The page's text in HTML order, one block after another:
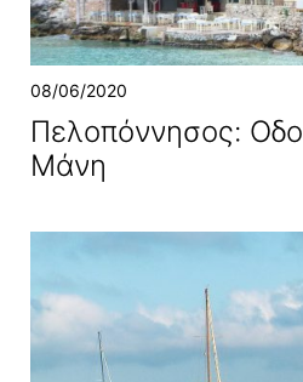
08/06/2020
Πελοπόννησος:
Μάνη